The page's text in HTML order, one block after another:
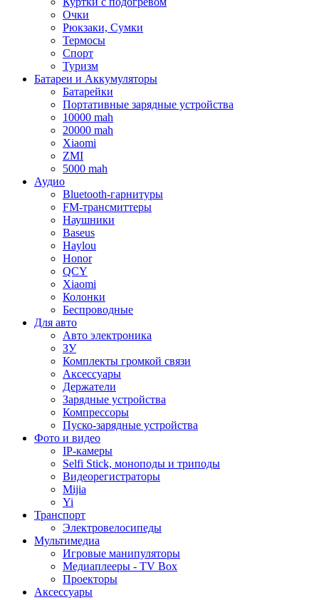
Очки
Рюкзаки, Сумки
Термосы
Спорт
Туризм
Батареи и Аккумуляторы
Батарейки
Портативные зарядные устройства
10000 mah
20000 mah
Xiaomi
ZMI
5000 mah
Аудио
Bluetooth-гарнитуры
FM-трансмиттеры
Наушники
Baseus
Haylou
Honor
QCY
Xiaomi
Колонки
Беспроводные
Для авто
Авто электроника
ЗУ
Комплекты громкой связи
Аксессуары
Держатели
Зарядные устройства
Компрессоры
Пуско-зарядные устройства
Фото и видео
IP-камеры
Selfi Stick, моноподы и триподы
Видеорегистраторы
Mijia
Yi
Транспорт
Электровелосипеды
Мультимедиа
Игровые манипуляторы
Медиаплееры - TV Box
Проекторы
Аксессуары